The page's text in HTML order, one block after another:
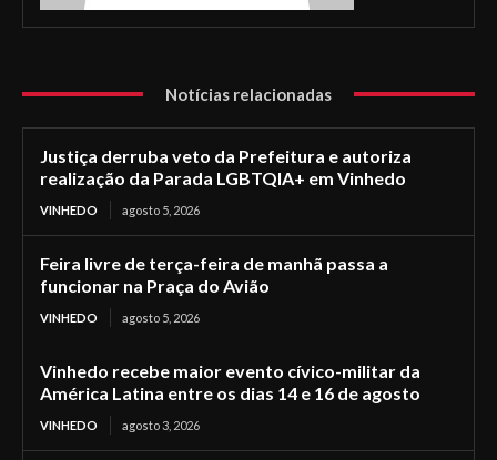
Notícias relacionadas
Justiça derruba veto da Prefeitura e autoriza
realização da Parada LGBTQIA+ em Vinhedo
VINHEDO agosto 5, 2026
Feira livre de terça-feira de manhã passa a
funcionar na Praça do Avião
VINHEDO agosto 5, 2026
Vinhedo recebe maior evento cívico-militar da
América Latina entre os dias 14 e 16 de agosto
VINHEDO agosto 3, 2026